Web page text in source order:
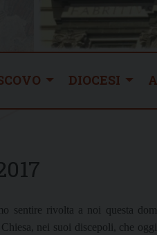
DIOCESI
sentire rivolta a noi questa
nei suoi discepoli, che